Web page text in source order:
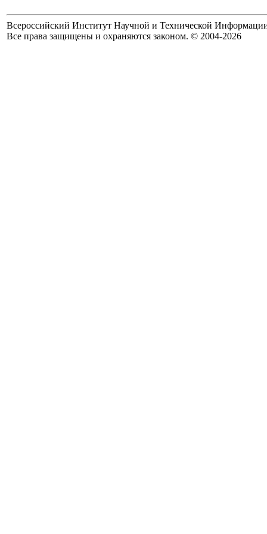
Всероссийский Институт Научной и Технической
Все права защищены и охраняются законом. © 2004-2026